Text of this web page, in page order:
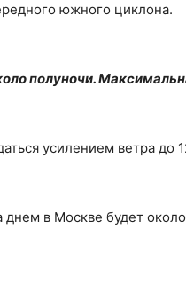
южного циклона.
полуночи.
усилением ветра до
днем в Москве будет